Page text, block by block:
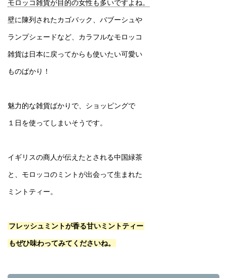
モロッコ雑貨が目的の女性も多いですよね。
壁に陳列されたカゴバック、バブーシュや
ランプシェードなど、カラフルなモロッコ
雑貨は日本に戻ってからも使いたい可愛い
ものばかり！
魅力的な雑貨ばかりで、ショッピングで
１日を使ってしまいそうです。
イギリスの商人が伝えたとされる中国緑茶
と、モロッコのミントが出会って生まれた
ミントティー。
フレッシュミントが香る甘いミントティー
もぜひ味わってみてくださいね。